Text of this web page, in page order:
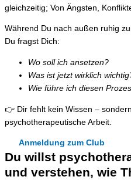
gleichzeitig; Von Ängsten,
Während Du nach außen ruhig
Du fragst Dich:
Wo soll ich ansetzen?
Was ist jetzt wirklich
Wie führe ich diesen
👉 Dir fehlt kein Wissen –
psychotherapeutische Arbeit.
Anmeldung zum Club
Du willst
und verstehen, wie